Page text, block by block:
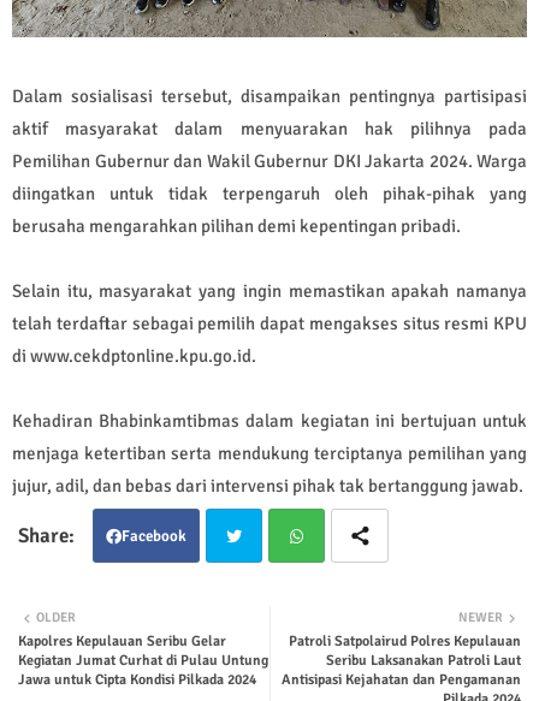
Dalam sosialisasi tersebut, disampaikan pentingnya partisipasi
aktif masyarakat dalam menyuarakan hak pilihnya pada
Pemilihan Gubernur dan Wakil Gubernur DKI Jakarta 2024. Warga
diingatkan untuk tidak terpengaruh oleh pihak-pihak yang
berusaha mengarahkan pilihan demi kepentingan pribadi.
Selain itu, masyarakat yang ingin memastikan apakah namanya
telah terdaftar sebagai pemilih dapat mengakses situs resmi KPU
di www.cekdptonline.kpu.go.id.
Kehadiran Bhabinkamtibmas dalam kegiatan ini bertujuan untuk
menjaga ketertiban serta mendukung terciptanya pemilihan yang
jujur, adil, dan bebas dari intervensi pihak tak bertanggung jawab.
Facebook
ter tsap
NEWER
Patroli Satpolairud Polres Kepulauan
Seribu Laksanakan Patroli Laut
Antisipasi Kejahatan dan Pengamanan
OLDER
Kapolres Kepulauan Seribu Gelar
Kegiatan Jumat Curhat di Pulau Untung
Jawa untuk Cipta Kondisi Pilkada 2024